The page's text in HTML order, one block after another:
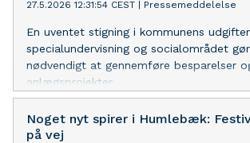
27.5.2026 12:31:54 CEST Pressemeddelelse
En uventet stigning i kommunens
specialundervisning og socialområdet
nødvendigt at gennemføre besparelser
anlægsprojekter
Noget nyt spirer i Humlebæk:
på vej